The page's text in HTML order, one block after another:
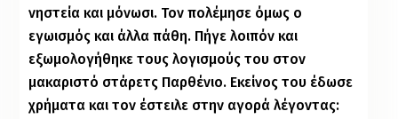
νηστεία και μόνωσι. Τον πολέμησε όμως ο
εγωισμός και άλλα πάθη. Πήγε λοιπόν και
εξωμολογήθηκε τους λογισμούς του στον
μακαριστό στάρετς Παρθένιο. Εκείνος του έδωσε
χρήματα και τον έστειλε στην αγορά λέγοντας: